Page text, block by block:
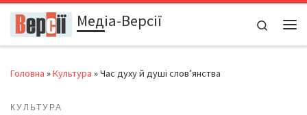
Перейти до вмістуМедіа-Версії
Search
Головна »Культура »Час духу й душі слов’янства
КУЛЬТУРА